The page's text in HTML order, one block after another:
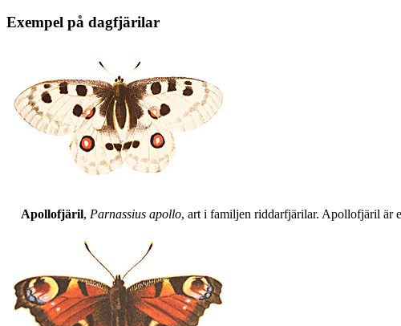
Exempel på dagfjärilar
Apollofjäril, Parnassius apollo, art i familjen riddarfjärilar. Apollofjäril är